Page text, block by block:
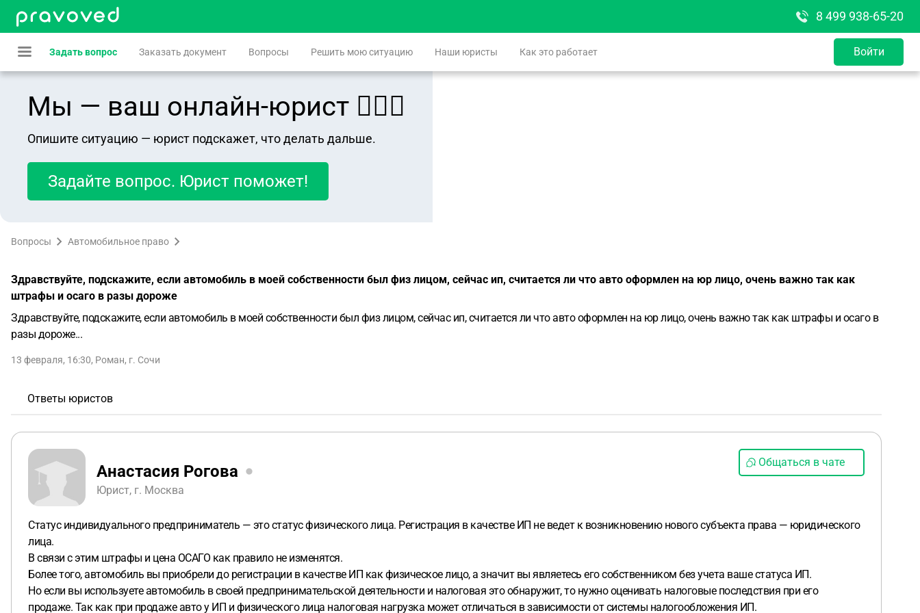
8 499 938-65-20
Задать вопрос Заказать документ Вопросы Решить мою ситуацию Наши юристы Как это работает Войти
Мы — ваш онлайн-юрист 👨🏻‍⚖️
Опишите ситуацию — юрист подскажет, что делать дальше.
Задайте вопрос. Юрист поможет!
Вопросы Автомобильное право
Здравствуйте, подскажите, если автомобиль в моей собственности был физ лицом, сейчас ип, считается ли что авто оформлен на юр лицо, очень важно так как
штрафы и осаго в разы дороже
Здравствуйте, подскажите, если автомобиль в моей собственности был физ лицом, сейчас ип, считается ли что авто оформлен на юр лицо, очень важно так как штрафы и осаго в
разы дороже...
13 февраля, 16:30, Роман, г. Сочи
Ответы юристов
Анастасия Рогова
Юрист, г. Москва
Общаться в чате
Статус индивидуального предприниматель — это статус физического лица. Регистрация в качестве ИП не ведет к возникновению нового субъекта права — юридического
лица.
В связи с этим штрафы и цена ОСАГО как правило не изменятся.
Более того, автомобиль вы приобрели до регистрации в качестве ИП как физическое лицо, а значит вы являетесь его собственником без учета ваше статуса ИП.
Но если вы используете автомобиль в своей предпринимательской деятельности и налоговая это обнаружит, то нужно оценивать налоговые последствия при его
продаже. Так как при продаже авто у ИП и физического лица налоговая нагрузка может отличаться в зависимости от системы налогообложения ИП.